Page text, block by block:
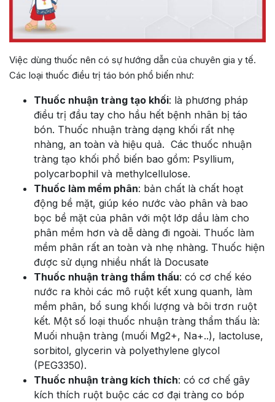
Việc dùng thuốc nên có sự hướng dẫn của chuyên gia y tế.
Các loại thuốc điều trị táo bón phổ biến như:
Thuốc nhuận tràng tạo khối: là phương pháp
điều trị đầu tay cho hầu hết bệnh nhân bị táo
bón. Thuốc nhuận tràng dạng khối rất nhẹ
nhàng, an toàn và hiệu quả. Các thuốc nhuận
tràng tạo khối phổ biến bao gồm: Psyllium,
polycarbophil và methylcellulose.
Thuốc làm mềm phân: bản chất là chất hoạt
động bề mặt, giúp kéo nước vào phân và bao
bọc bề mặt của phân với một lớp dầu làm cho
phân mềm hơn và dễ dàng đi ngoài. Thuốc làm
mềm phân rất an toàn và nhẹ nhàng. Thuốc hiện
được sử dụng nhiều nhất là Docusate
Thuốc nhuận tràng thẩm thấu: có cơ chế kéo
nước ra khỏi các mô ruột kết xung quanh, làm
mềm phân, bổ sung khối lượng và bôi trơn ruột
kết. Một số loại thuốc nhuận tràng thẩm thấu là:
Muối nhuận tràng (muối Mg2+, Na+..), lactoluse,
sorbitol, glycerin và polyethylene glycol
(PEG3350).
Thuốc nhuận tràng kích thích: có cơ chế gây
kích thích ruột buộc các cơ đại tràng co bóp